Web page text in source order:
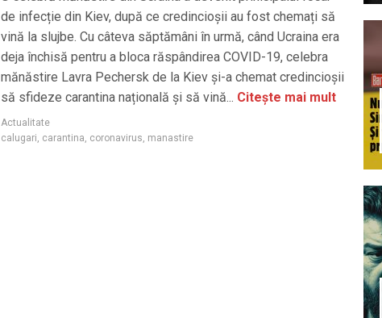
de infecție din Kiev, după ce credincioșii au fost chemați să
vină la slujbe. Cu câteva săptămâni în urmă, când Ucraina era
deja închisă pentru a bloca răspândirea COVID-19, celebra
mănăstire Lavra Pechersk de la Kiev și-a chemat credincioșii
să sfideze carantina națională și să vină... Citește mai mult
Actualitate
calugari carantina coronavirus manastire